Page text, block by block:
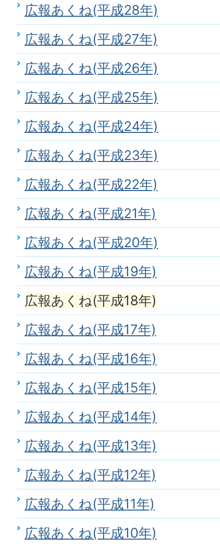
広報あくね(平成28年)
広報あくね(平成27年)
広報あくね(平成26年)
広報あくね(平成25年)
広報あくね(平成24年)
広報あくね(平成23年)
広報あくね(平成22年)
広報あくね(平成21年)
広報あくね(平成20年)
広報あくね(平成19年)
広報あくね(平成18年)
広報あくね(平成17年)
広報あくね(平成16年)
広報あくね(平成15年)
広報あくね(平成14年)
広報あくね(平成13年)
広報あくね(平成12年)
広報あくね(平成11年)
広報あくね(平成10年)